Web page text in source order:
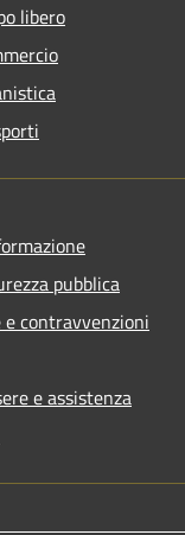
libero
pubblica
contravvenzioni
e assistenza